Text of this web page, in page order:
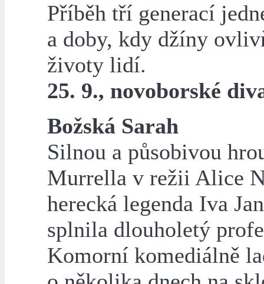
Příběh tří generací
a doby, kdy džíny
životy lidí.
25. 9., novoborské
Božská Sarah
Silnou a působivou
Murrella v režii Alice
herecká legenda Iva
splnila dlouholetý
Komorní komediálně